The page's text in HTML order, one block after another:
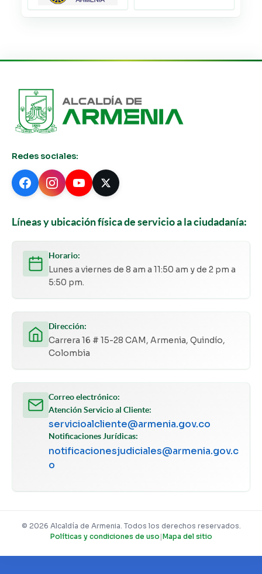
Redes sociales:
Líneas y ubicación física de servicio a la ciudadanía:
Horario:
Lunes a viernes de 8 am a 11:50 am y de 2 pm a
5:50 pm.
Dirección:
Carrera 16 # 15-28 CAM, Armenia, Quindío,
Colombia
Correo electrónico:
Atención Servicio al Cliente:
servicioalcliente@armenia.gov.co
Notificaciones Jurídicas:
notificacionesjudiciales@armenia.gov.c
o
© 2026 Alcaldía de Armenia. Todos los derechos reservados.
Políticas y condiciones de uso |Mapa del sitio